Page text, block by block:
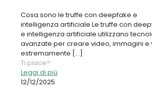
Cosa sono le truffe con deepfake e
intelligenza artificiale Le truffe con
e intelligenza artificiale utilizzano
avanzate per creare video, immagini e
estremamente […]
Ti piace?
Leggi di più
12/12/2025